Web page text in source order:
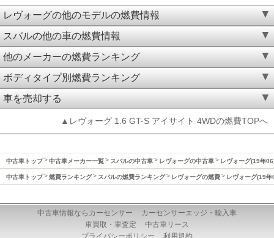
レヴォーグの他のモデルの燃費情報
スバルの他の車の燃費情報
他のメーカーの燃費ランキング
ボディタイプ別燃費ランキング
車を売却する
▲レヴォーグ 1.6 GT-S アイサイト 4WDの燃費TOPへ
中古車トップ 中古車メーカー一覧 スバルの中古車 レヴォーグの中古車 レヴォーグ(19年
中古車トップ 燃費ランキング スバルの燃費ランキング レヴォーグの燃費 レヴォーグ(19
中古車情報ならカーセンサー
カーセンサーエッジ・輸入車
車買取・車査定
中古車リース
プライバシーポリシー
利用規約